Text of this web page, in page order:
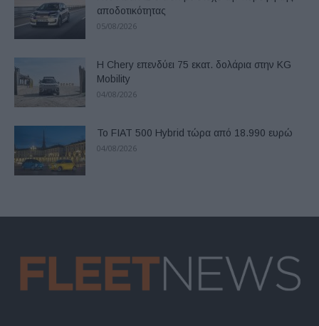
αποδοτικότητας
05/08/2026
Η Chery επενδύει 75 εκατ. δολάρια στην KG
Mobility
04/08/2026
Το FIAT 500 Hybrid τώρα από 18.990 ευρώ
04/08/2026